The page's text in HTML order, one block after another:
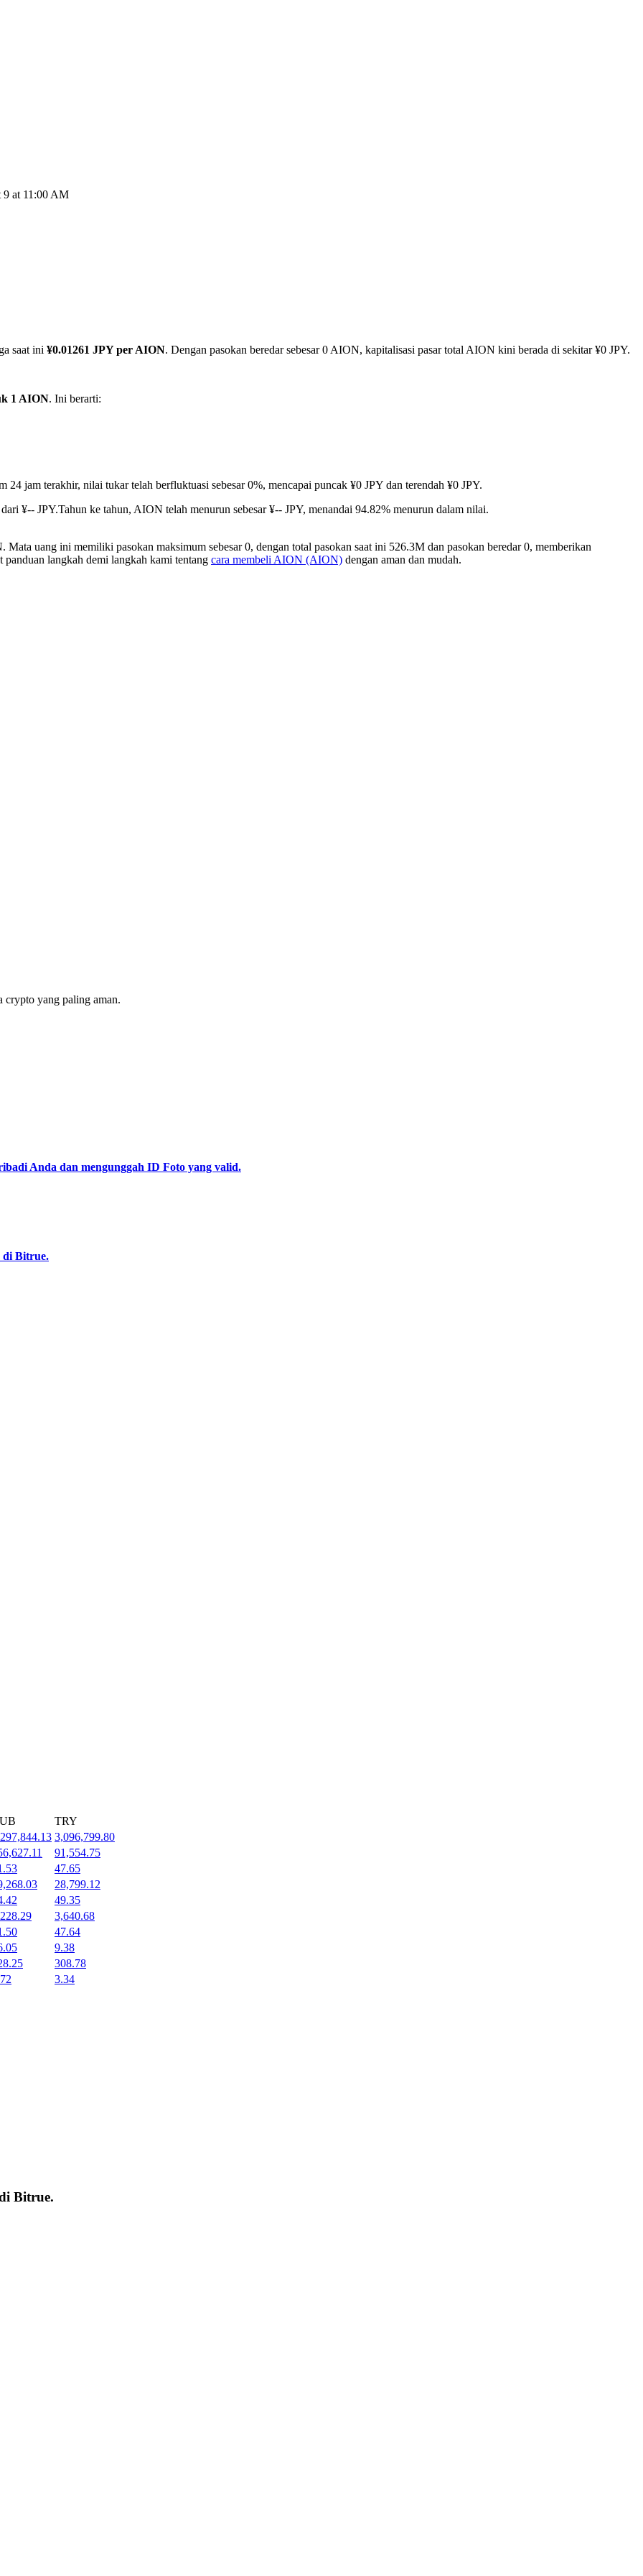
at 11:00 AM
saat ini ¥0.01261 JPY per AION. Dengan pasokan beredar sebesar 0 AION, kapitalisasi pasar total AION kini berada di sekitar ¥0 JPY.
1 AION. Ini berarti:
24 jam terakhir, nilai tukar telah berfluktuasi sebesar 0%, mencapai puncak ¥0 JPY dan terendah ¥0 JPY.
¥-- JPY.Tahun ke tahun, AION telah menurun sebesar ¥-- JPY, menandai 94.82% menurun dalam nilai.
uang ini memiliki pasokan maksimum sebesar 0, dengan total pasokan saat ini 526.3M dan pasokan beredar 0, memberikan
panduan langkah demi langkah kami tentang cara membeli AION (AION) dengan aman dan mudah.
crypto yang paling aman.
Anda dan mengunggah ID Foto yang valid.
di Bitrue.
TRY
3,096,799.80
91,554.75
47.65
28,799.12
49.35
3,640.68
47.64
9.38
308.78
3.34
Bitrue.